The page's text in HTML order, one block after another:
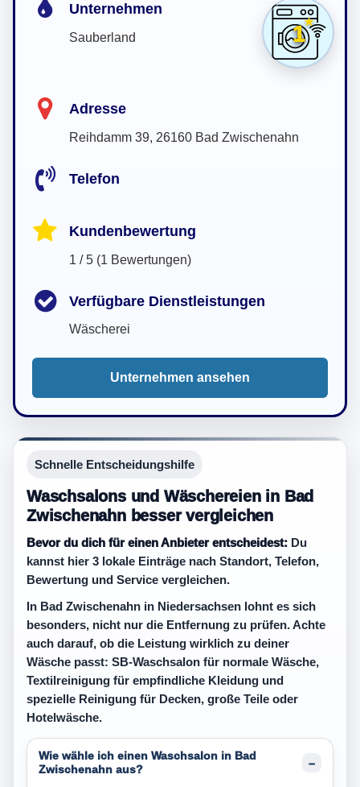
1
Unternehmen
Sauberland
Adresse
Reihdamm 39, 26160 Bad Zwischenahn
Telefon
Kundenbewertung
1 / 5 (1 Bewertungen)
Verfügbare Dienstleistungen
Wäscherei
Unternehmen ansehen
Schnelle Entscheidungshilfe
Waschsalons und Wäschereien in Bad
Zwischenahn besser vergleichen
Bevor du dich für einen Anbieter entscheidest: Du
kannst hier 3 lokale Einträge nach Standort, Telefon,
Bewertung und Service vergleichen.
In Bad Zwischenahn in Niedersachsen lohnt es sich
besonders, nicht nur die Entfernung zu prüfen. Achte
auch darauf, ob die Leistung wirklich zu deiner
Wäsche passt: SB-Waschsalon für normale Wäsche,
Textilreinigung für empfindliche Kleidung und
spezielle Reinigung für Decken, große Teile oder
Hotelwäsche.
Wie wähle ich einen Waschsalon in Bad
Zwischenahn aus?